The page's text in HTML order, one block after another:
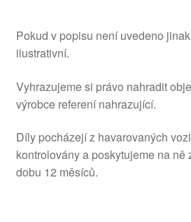
Pokud v popisu není uvedeno
ilustrativní.
Vyhrazujeme si právo nahradit
výrobce referení nahrazující.
Díly pocházejí z havarovaných
kontrolovány a poskytujeme na ně
dobu 12 měsíců.